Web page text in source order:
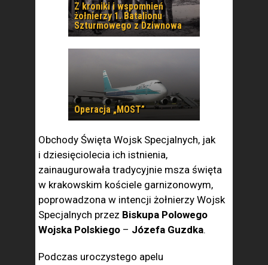
Z kroniki i wspomnień
żołnierzy 1. Batalionu
Szturmowego z Dziwnowa
Operacja „MOST”
Obchody Święta Wojsk Specjalnych, jak
i dziesięciolecia ich istnienia,
zainaugurowała tradycyjnie msza święta
w krakowskim kościele garnizonowym,
poprowadzona w intencji żołnierzy Wojsk
Specjalnych przez Biskupa Polowego
Wojska Polskiego – Józefa Guzdka.
Podczas uroczystego apelu